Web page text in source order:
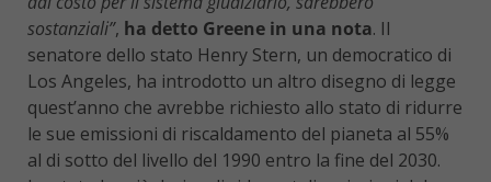
sostanziali”, ha detto Greene in una nota. Il
senatore dello stato Henry Stern, un democratico di
Los Angeles, ha introdotto un altro disegno di legge
quest’anno che avrebbe richiesto allo stato di ridurre
le sue emissioni di riscaldamento del pianeta al 55%
al di sotto del livello del 1990 entro la fine del 2030.